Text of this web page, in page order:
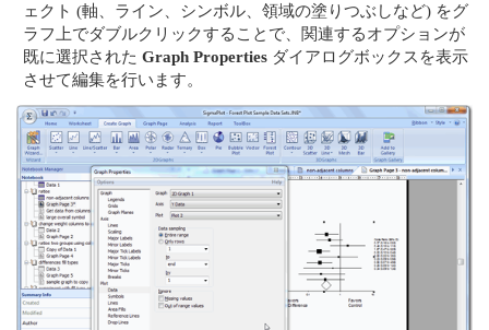
ェクト (軸、ライン、シンボル、領域の塗りつぶしなど) をグ
ラフ上でダブルクリックすることで、関連するオプションが
既に選択されたGraph Properties ダイアログボックスを表示
させて編集を行います。